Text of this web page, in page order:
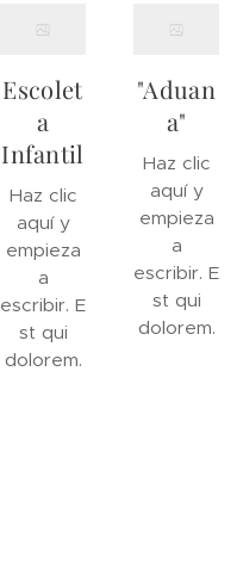
Escolet
a
Infantil
Haz clic
aquí y
empieza
a
escribir. E
st qui
dolorem.
"Aduan
a"
Haz clic
aquí y
empieza
a
escribir. E
st qui
dolorem.